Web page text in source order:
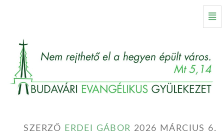
böjt?
Kezdőlap
SZERZŐ ERDEI GÁBOR 2026 MÁRCIUS 6.